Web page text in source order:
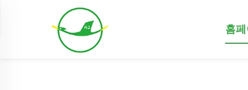
홈페